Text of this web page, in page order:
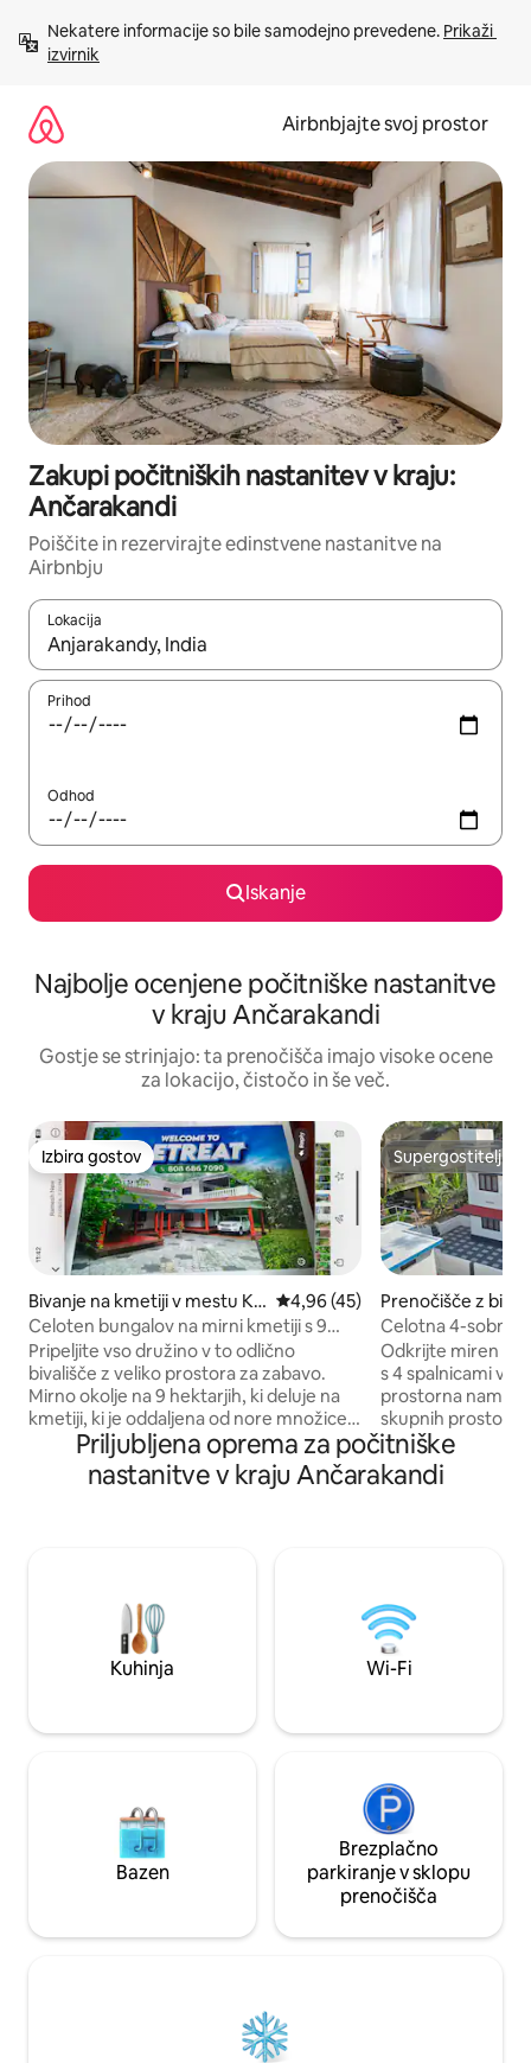
vsebino
Nekatere informacije so bile samodejno prevedene. Prikaži
izvirnik
Airbnbjajte svoj prostor
Zakupi počitniških nastanitev v kraju:
Ančarakandi
Poiščite in rezervirajte edinstvene nastanitve na
Airbnbju
Lokacija
Ko so rezultati na voljo, krmarite s puščičnima tipkama gor in
Prihod
Odhod
Iskanje
Najbolje ocenjene počitniške nastanitve
v kraju Ančarakandi
Gostje se strinjajo: ta prenočišča imajo visoke ocene
za lokacijo, čistočo in še več.
Izbira gostov
Izbira gostov
Bivanje na kmetiji v mestu Ka
nnur
Povprečna ocena: 4,96 od 5,
4,96 (45)
Celoten bungalov na mirni kmetiji s 9
hektarji KDT Gold
Pripeljite vso družino v to odlično
bivališče z veliko prostora za zabavo.
Mirno okolje na 9 hektarjih, ki deluje na
kmetiji, ki je oddaljena od nore množice,
vendar 10 km od letališča, 19 km od
postaje, 15 minut do letališča 30 minut
vožnje po plaži, 2 uri vožnje coorg,
lokalni hoteli in trgovine. Idealno za
organizacijo majhnih družinskih srečanj,
majhnih poslovnih zasebnih funkcij .
Nastanitev do 22.
Supergostitelj
Supergostitelj
Prenočišče z
om v mestu
Celotna 4-sobna
Odkrijte miren
s 4 spalnicami v
prostorna
skupnih
ki so kot nalašč
klimatiziranimi
vsaka kopalnico
stanovanju,
v Kannurju
Priljubljena oprema za počitniške
nastanitve v kraju Ančarakandi
Kuhinja Wi-Fi
Bazen
Brezplačno
parkiranje v sklopu
prenočišča